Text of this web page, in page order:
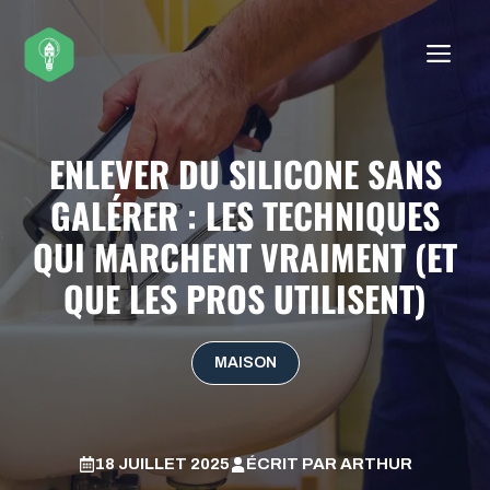
contenu
ENLEVER DU SILICONE SANS
GALÉRER : LES TECHNIQUES
QUI MARCHENT VRAIMENT (ET
QUE LES PROS UTILISENT)
MAISON
18 JUILLET 2025 ÉCRIT PAR ARTHUR